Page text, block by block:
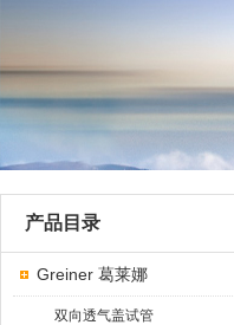
产品目录
Greiner 葛莱娜
双向透气盖试管